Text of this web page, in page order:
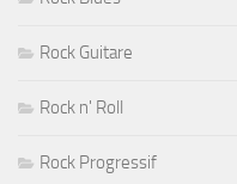
Rock Guitare
Rock n' Roll
Rock Progressif